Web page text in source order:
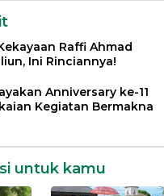
Raffi Ahmad
Ini Rinciannya!
Anniversary ke-11
Kegiatan Bermakna
untuk kamu